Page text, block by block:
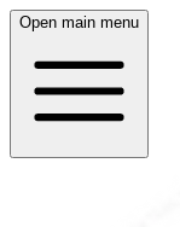
Open main menu